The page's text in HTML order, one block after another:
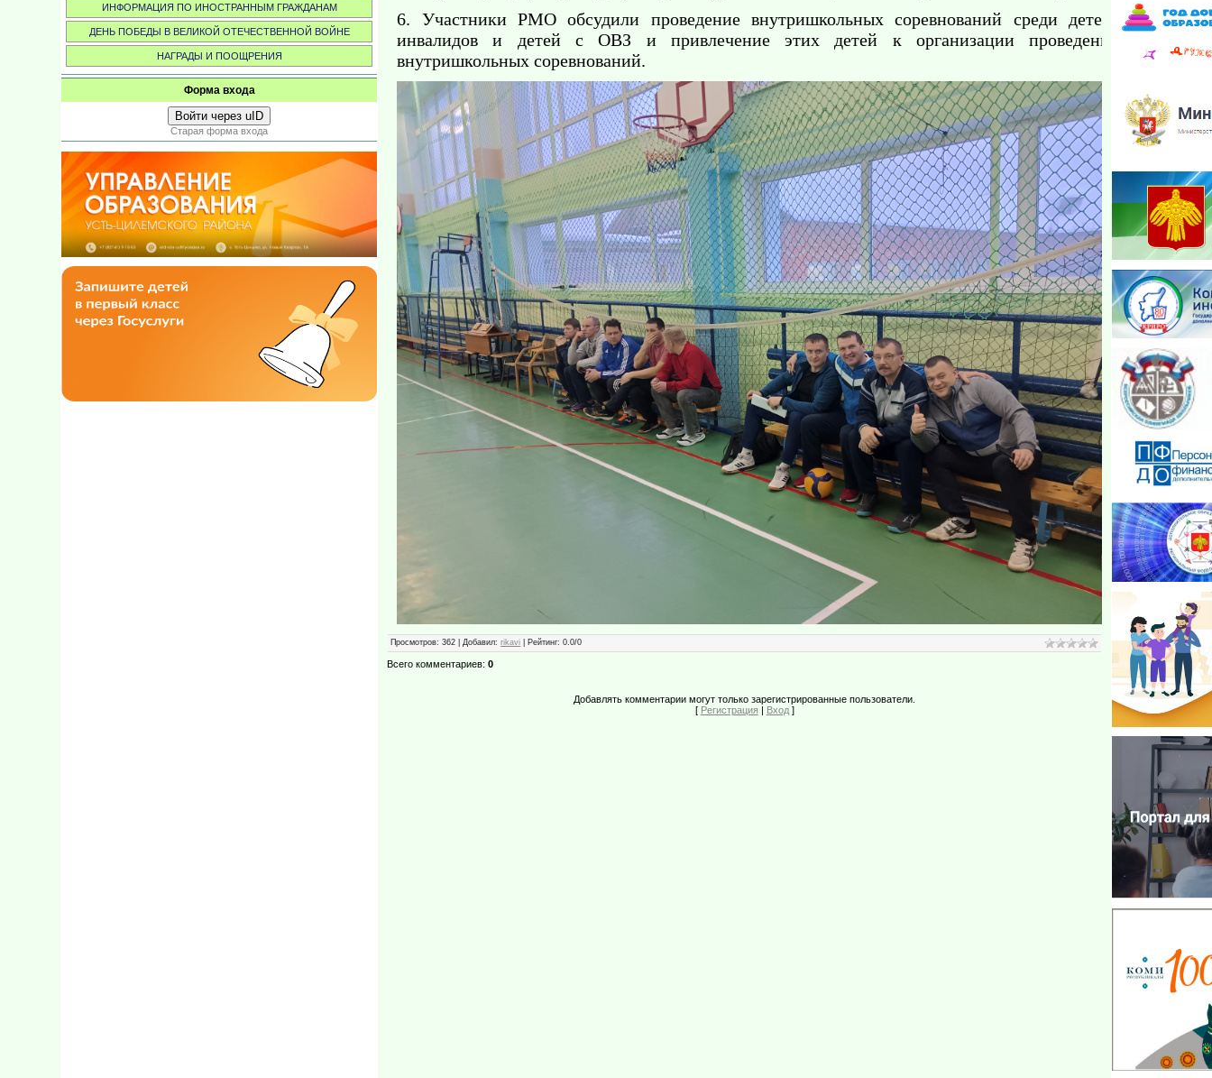
ИНФОРМАЦИЯ ПО ИНОСТРАННЫМ ГРАЖДАНАМ
ДЕНЬ ПОБЕДЫ В ВЕЛИКОЙ ОТЕЧЕСТВЕННОЙ ВОЙНЕ
НАГРАДЫ И ПООЩРЕНИЯ
Форма входа
Войти через uID
Старая форма входа
6. Участники РМО обсудили проведение внутришкольных соревнований среди детей-
инвалидов и детей с ОВЗ и привлечение этих детей к организации проведения
внутришкольных соревнований.
Просмотров: 362 | Добавил:rikavi Рейтинг:0.0/0
Всего комментариев:0
Добавлять комментарии могут только зарегистрированные пользователи.
[ Регистрация | Вход]